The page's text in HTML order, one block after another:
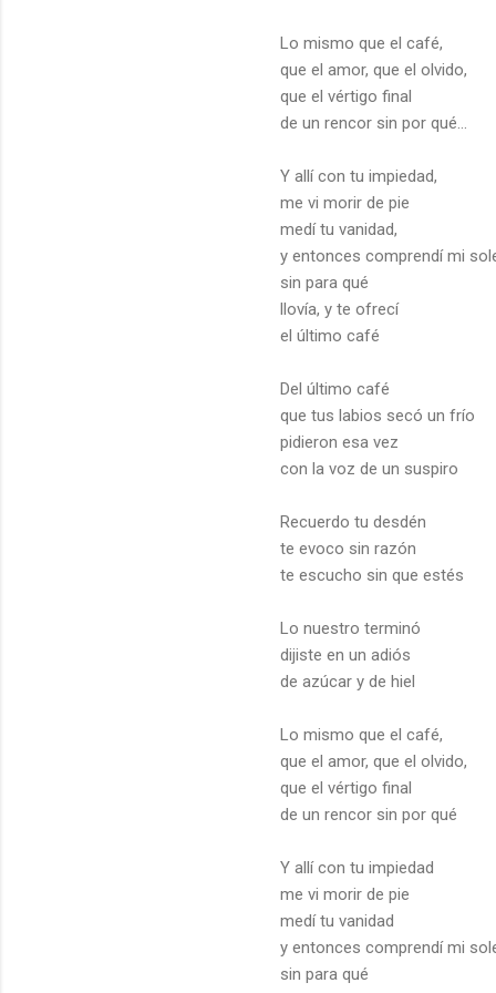
Lo mismo que el café,
que el amor, que el olvido,
que el vértigo final
de un rencor sin por qué...
Y allí con tu impiedad,
me vi morir de pie
medí tu vanidad,
y entonces comprendí mi
sin para qué
llovía, y te ofrecí
el último café
Del último café
que tus labios secó un frío
pidieron esa vez
con la voz de un suspiro
Recuerdo tu desdén
te evoco sin razón
te escucho sin que estés
Lo nuestro terminó
dijiste en un adiós
de azúcar y de hiel
Lo mismo que el café,
que el amor, que el olvido,
que el vértigo final
de un rencor sin por qué
Y allí con tu impiedad
me vi morir de pie
medí tu vanidad
y entonces comprendí mi
sin para qué